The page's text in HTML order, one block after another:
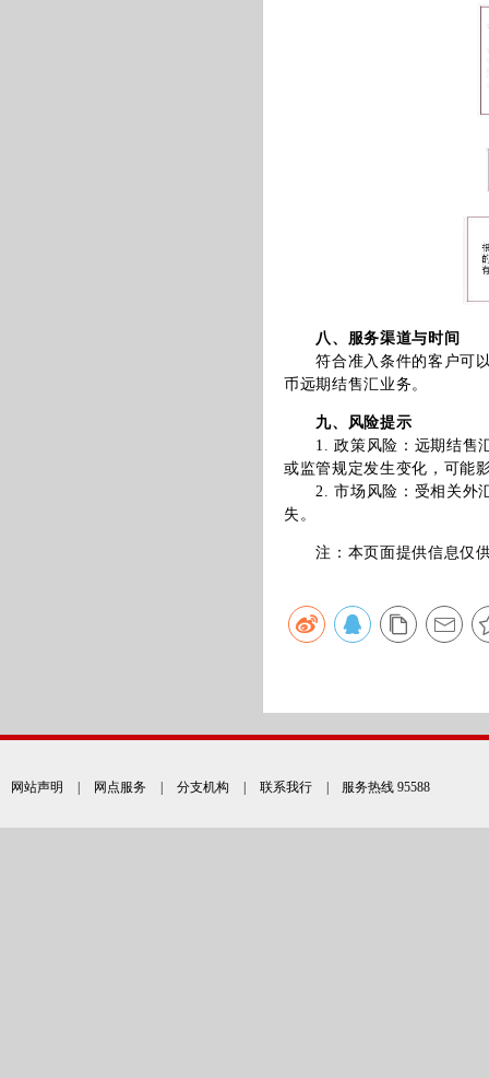
八、服务渠道与时间
符合准入条件的客户可以
币远期结售汇业务。
九、风险提示
1. 政策风险：远期结售汇
或监管规定发生变化，可能
2. 市场风险：受相关外汇
失。
注：本页面提供信息仅供
网站声明 网点服务 分支机构 联系我行 | 服务热线 95588